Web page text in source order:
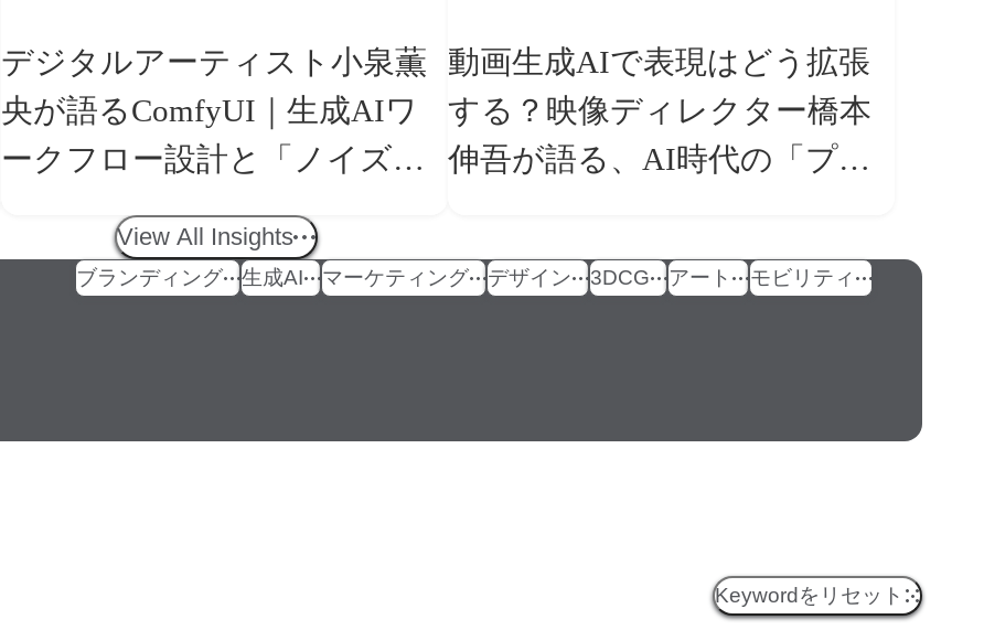
デジタルアーティスト小泉薫
央が語るComfyUI｜生成AIワ
ークフロー設計と「ノイズと
美意識」
動画生成AIで表現はどう拡張
する？映像ディレクター橋本
伸吾が語る、AI時代の「プロ
View All Insights
ブランディング 生成AI マーケティング デザイン 3DCG アート モビリティ
Keywordをリセット